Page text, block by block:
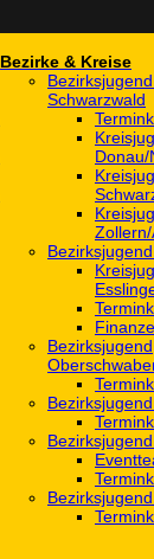
Bezirke & Kreise
Schwarzwald
Donau/
Bezirksjugend